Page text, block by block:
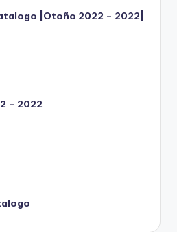
|Otoño 2022 – 2022|
– 2022